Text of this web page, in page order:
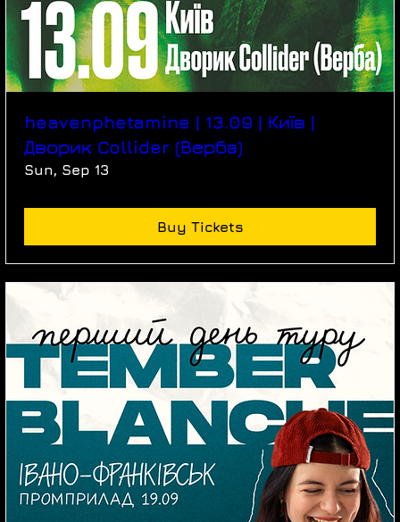
heavenphetamine | 13.09 | Київ |
Дворик Collider (Верба)
Sun, Sep 13
Buy Tickets